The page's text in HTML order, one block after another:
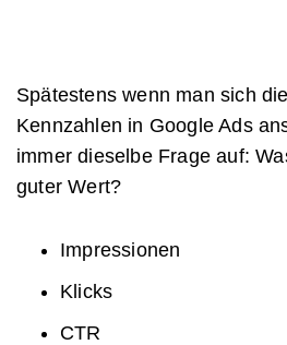
Spätestens wenn man sich
Kennzahlen in Google Ads
immer dieselbe Frage auf:
guter Wert?
Impressionen
Klicks
CTR